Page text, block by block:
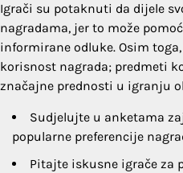
Igrači su potaknuti da dijele
nagradama, jer to može
informirane odluke. Osim
korisnost nagrada; predmeti
značajne prednosti u igranju
Sudjelujte u anketama
popularne preferencije
Pitajte iskusne igrače za